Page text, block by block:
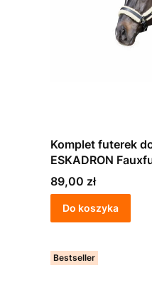
Komplet futerek
ESKADRON
Cena
89,00 zł
Do koszyka
Bestseller